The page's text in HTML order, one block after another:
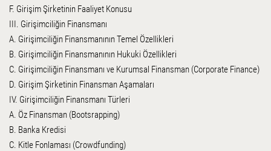
F. Girişim Şirketinin Faaliyet Konusu
III. Girişimciliğin Finansmanı
A. Girişimciliğin Finansmanının Temel Özellikleri
B. Girişimciliğin Finansmanının Hukuki Özellikleri
C. Girişimciliğin Finansmanı ve Kurumsal Finansman (Corporate Finance)
D. Girişim Şirketinin Finansman Aşamaları
IV. Girişimciliğin Finansmanı Türleri
A. Öz Finansman (Bootsrapping)
B. Banka Kredisi
C. Kitle Fonlaması (Crowdfunding)